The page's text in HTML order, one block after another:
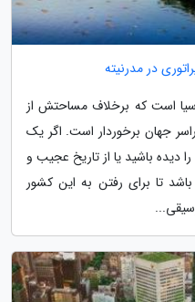
در مدرنیته
است که برخلاف مساحتش از
جهان برخوردار است. اگر یک
دیده باشید یا از تاریخ عجیب و
تا برای رفتن به این کشور